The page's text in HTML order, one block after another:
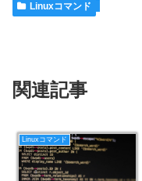
Linuxコマンド
関連記事
Linuxコマンド